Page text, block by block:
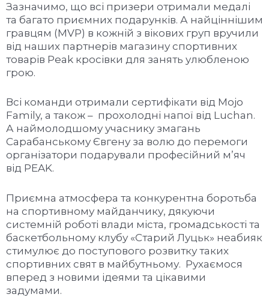
Зазначимо, що всі призери отримали медалі
та багато приємних подарунків. А найціннішим
гравцям (MVP) в кожній з вікових груп вручили
від наших партнерів магазину спортивних
товарів Peak кросівки для занять улюбленою
грою.
Всі команди отримали сертифікати від Mojo
Family, а також – прохолодні напої від Luchan.
А наймолодшому учаснику змагань
Сарабанському Євгену за волю до перемоги
організатори подарували професійний м’яч
від PEAK.
Приємна атмосфера та конкурентна боротьба
на спортивному майданчику, дякуючи
системній роботі влади міста, громадськості та
баскетбольному клубу «Старий Луцьк» неабияк
стимулює до поступового розвитку таких
спортивних свят в майбутньому. Рухаємося
вперед з новими ідеями та цікавими
задумами.